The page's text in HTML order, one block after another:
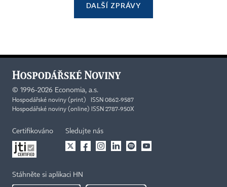
DALŠÍ ZPRÁVY
© 1996-2026 Economia, a.s.
Hospodářské noviny (print) ISSN 0862-9587
Hospodářské noviny (online) ISSN 2787-950X
Certifikováno Sledujte nás
Stáhněte si aplikaci HN